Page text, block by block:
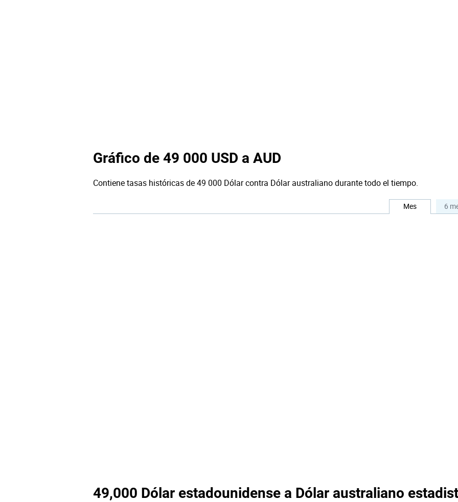
Gráfico de 49 000 USD a AUD
Contiene tasas históricas de 49 000 Dólar contra Dólar australiano durante todo el tiempo.
Mes 6
49,000 Dólar estadounidense a Dólar australiano